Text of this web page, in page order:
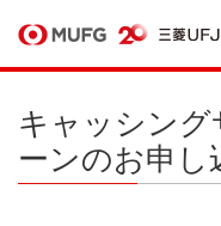
キャッシング
ーンのお申し